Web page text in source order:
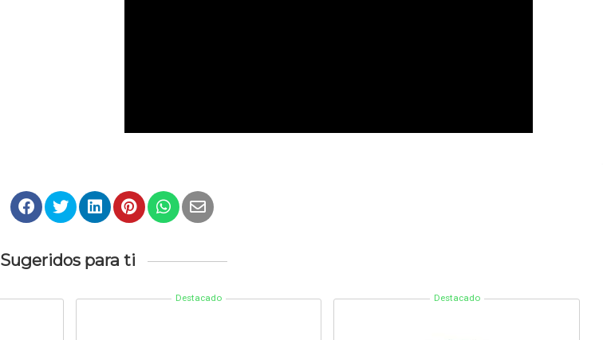
Sugeridos para ti
Destacado Destacado